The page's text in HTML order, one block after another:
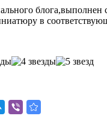
в